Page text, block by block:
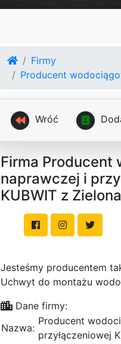
Firmy
Producent
Wróć Dod
Firma Producent
naprawczej i
KUBWIT z
Jesteśmy producentem
Uchwyt do montażu
Dane firmy:
Nazwa:
Producent
przyłączeniowej